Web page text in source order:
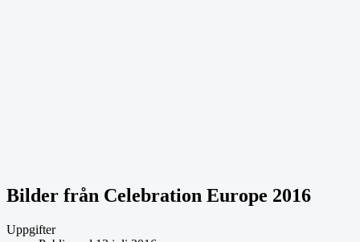
Bilder från Celebration Europe 2016
Uppgifter